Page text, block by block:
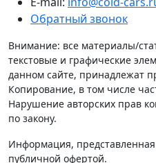
Обратный звонок
Внимание: все материалы/
текстовые и графические
данном сайте, принадлежат
Копирование, в том числе
Нарушение авторских прав
по закону.
Информация, представленная
публичной офертой.